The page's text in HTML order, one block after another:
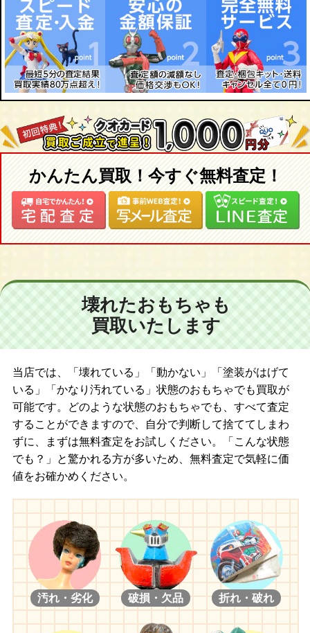
かんたん買取！今すぐ無料査定！
壊れたおもちゃも
買取いたします
当店では、「壊れている」「動かない」「塗装がはげて
いる」「かなり汚れている」状態のおもちゃでも買取が
可能です。どのような状態のおもちゃでも、すべて査定
することができますので、自分で判断して捨ててしまわ
ずに、まずは無料査定をお試しください。「こんな状態
でも？」と驚かれる方が多いため、無料査定で気軽に価
値をお確かめください。
汚れ・劣化 破損・欠品 折れ・破れ